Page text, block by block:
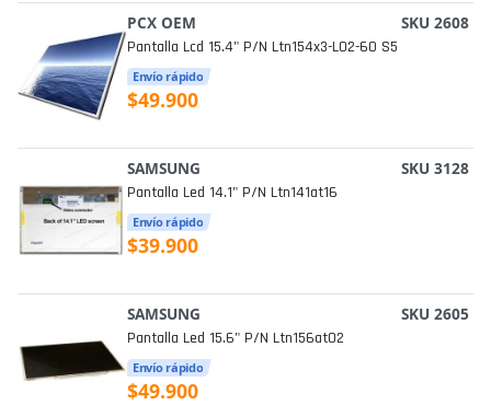
PCX OEM SKU 2608
Pantalla Lcd 15.4" P/n Ltn154x3-L02-60 S5
Envío rápido
$49.900
SAMSUNG SKU 3128
Pantalla Led 14.1" P/n Ltn141at16
Envío rápido
$39.900
SAMSUNG SKU 2605
Pantalla Led 15.6" P/n Ltn156at02
Envío rápido
$49.900